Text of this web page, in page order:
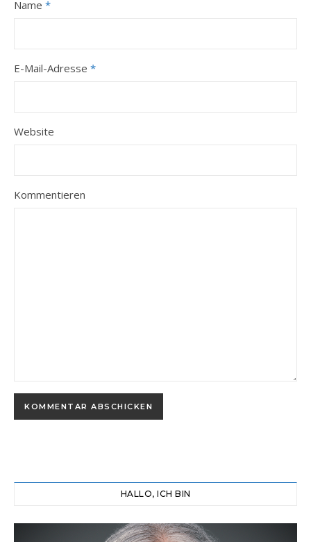
Name *
E-Mail-Adresse *
Website
Kommentieren
HALLO, ICH BIN